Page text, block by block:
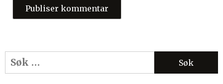
Søk
etter: